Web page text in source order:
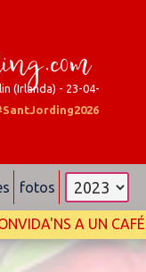
(Irlanda) - 23-04-
fotos
A UN CAFÉ